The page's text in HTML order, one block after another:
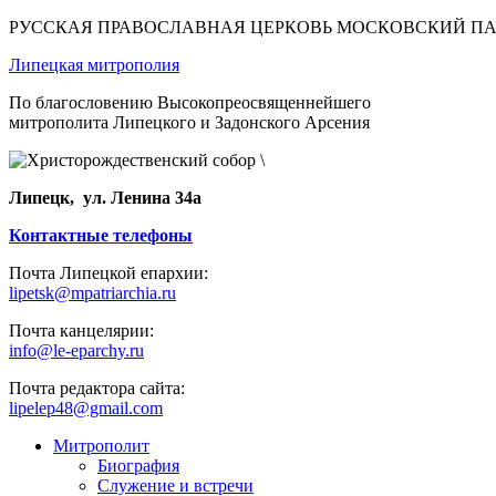
РУССКАЯ ПРАВОСЛАВНАЯ ЦЕРКОВЬ МОСКОВСКИЙ
Липецкая митрополия
По благословению Высокопреосвященнейшего
митрополита Липецкого и Задонского Арсения
Липецк, ул. Ленина 34а
Контактные телефоны
Почта Липецкой епархии:
lipetsk@mpatriarchia.ru
Почта канцелярии:
info@le-eparchy.ru
Почта редактора сайта:
lipelep48@gmail.com
Митрополит
Биография
Служение и встречи